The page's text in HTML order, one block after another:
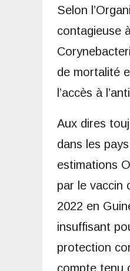
Selon
contagieuse
de mortalité
l’accès à
Aux dires
dans les
estimations
par le vaccin
2022 en
insuffisant
protection
compte tenu